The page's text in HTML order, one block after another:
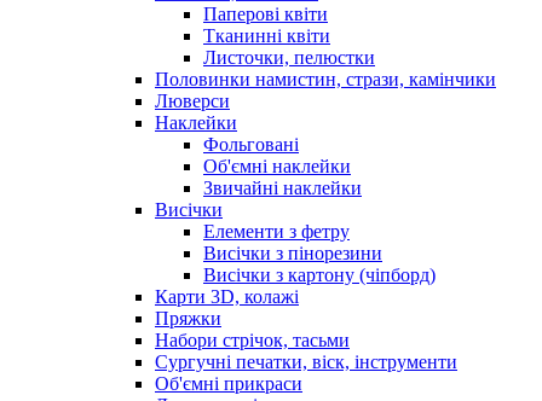
Паперові квіти
Тканинні квіти
Листочки, пелюстки
Половинки намистин, стрази, камінчики
Люверси
Наклейки
Фольговані
Об'ємні наклейки
Звичайні наклейки
Висічки
Елементи з фетру
Висічки з пінорезини
Висічки з картону (чіпборд)
Карти 3D, колажі
Пряжки
Набори стрічок, тасьми
Сургучні печатки, віск, інструменти
Об'ємні прикраси